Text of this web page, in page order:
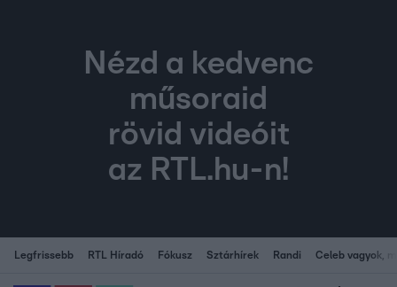
Nézd a kedvenc
műsoraid
rövid videóit
az RTL.hu-n!
Legfrissebb RTL Híradó Fókusz Sztárhírek Randi Celeb vagyok,